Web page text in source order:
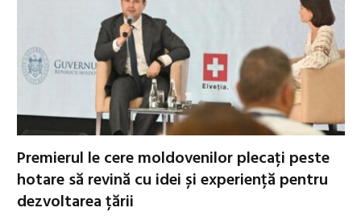
Premierul le cere moldovenilor plecați peste
hotare să revină cu idei și experiență pentru
dezvoltarea țării